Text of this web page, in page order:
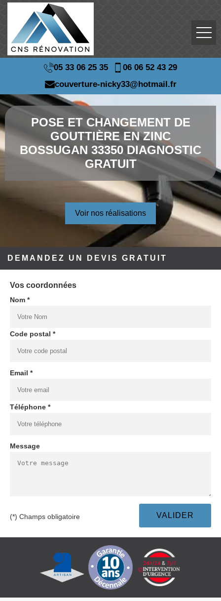
05 33 06 25 35
06 06 52 43 29
couverture-nicky33@hotmail.fr
POSE ET CHANGEMENT DE
GOUTTIÈRE EN ZINC
BOSSUGAN 33350 DIAGNOSTIC
GRATUIT
Voir nos réalisations
DEMANDEZ UN DEVIS GRATUIT
Vos coordonnées
Nom *
Code postal *
Email *
Téléphone *
Message
(*) Champs obligatoire